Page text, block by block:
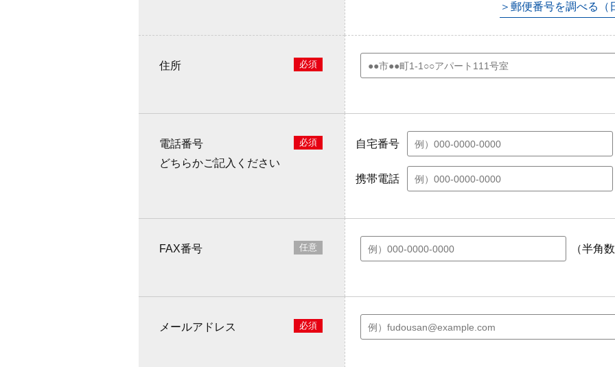
＞郵便番号を調べる（
住所 必須
電話番号
どちらかご記入ください
必須 自宅番号
携帯電話
FAX番号 任意 （半角
メールアドレス 必須